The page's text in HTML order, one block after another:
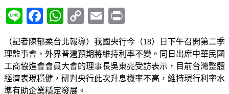
LineFacebook
WhatsApp
CopyEmail
（記者陳郁柔台北報導）我國央行今（18）日下午召開第二季
理監事會，外界普遍預期將維持利率不變。同日出席中華民國
工商協進會會員大會的理事長吳東亮受訪表示，目前台灣整體
經濟表現穩健，研判央行此次升息機率不高，維持現行利率水
準有助企業穩定發展。